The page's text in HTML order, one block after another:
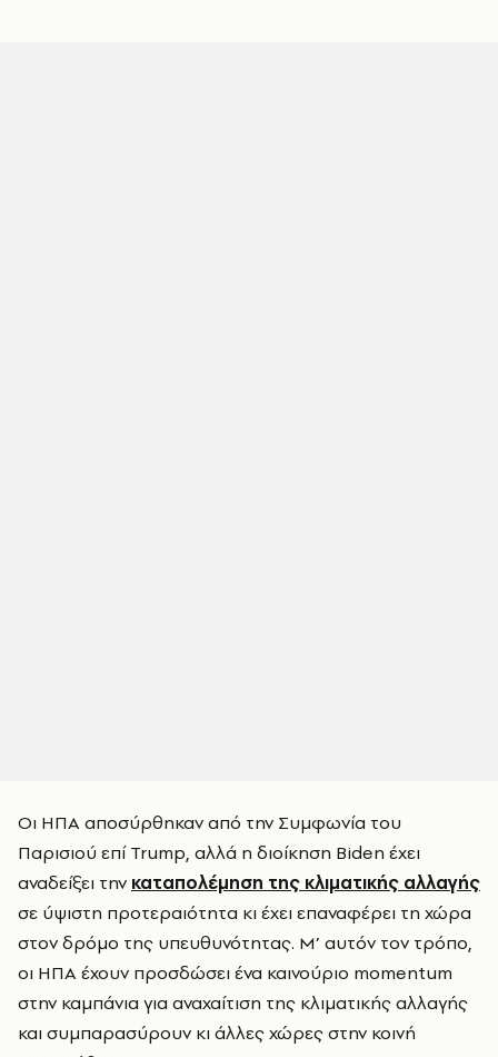
Οι ΗΠΑ αποσύρθηκαν από την Συμφωνία του
Παρισιού επί Trump, αλλά η διοίκηση Biden έχει
αναδείξει την καταπολέμηση της κλιματικής αλλαγής
σε ύψιστη προτεραιότητα κι έχει επαναφέρει τη χώρα
στον δρόμο της υπευθυνότητας. Μ’ αυτόν τον τρόπο,
οι ΗΠΑ έχουν προσδώσει ένα καινούριο momentum
στην καμπάνια για αναχαίτιση της κλιματικής αλλαγής
και συμπαρασύρουν κι άλλες χώρες στην κοινή